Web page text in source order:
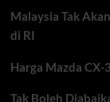
Susu
Salah
Pemicu
Malaysia Tak
di RI
Harga Mazda
Tak Boleh